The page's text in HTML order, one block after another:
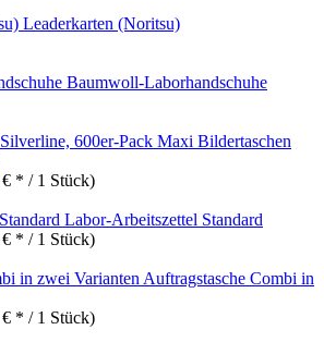
Leaderkarten (Noritsu)
Baumwoll-Laborhandschuhe
Maxi Bildertaschen
* / 1 Stück)
Labor-Arbeitszettel Standard
* / 1 Stück)
Auftragstasche Combi in
* / 1 Stück)